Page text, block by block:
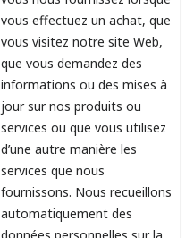
vous effectuez un achat, que
vous visitez notre site Web,
que vous demandez des
informations ou des mises à
jour sur nos produits ou
services ou que vous utilisez
d’une autre manière les
services que nous
fournissons. Nous recueillons
automatiquement des